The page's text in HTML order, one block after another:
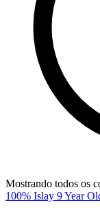
Mostrando todos os
100% Islay 9 Year